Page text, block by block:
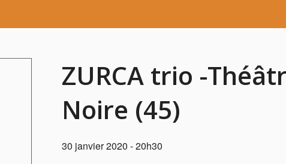
ZURCA trio -
Noire (45)
30 janvier 2020 - 20h30